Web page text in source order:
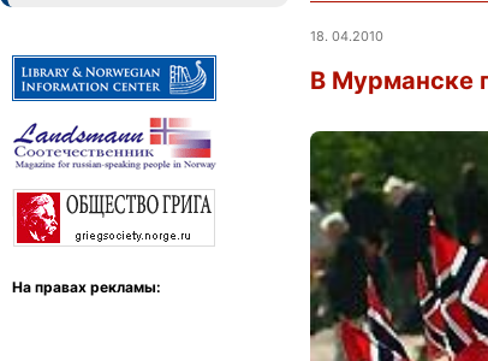
На правах рекламы:
18. 04.2010
В Мурманске